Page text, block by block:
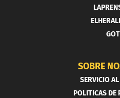
SOBRE
SERVICIO
POLITICAS DE